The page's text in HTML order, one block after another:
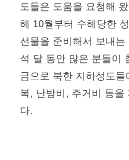
도들은 도움을 요청해
해 10월부터 수해당한
선물을 준비해서 보내는
석 달 동안 많은 분들이
금으로 북한 지하성도
복, 난방비, 주거비 등을
다.